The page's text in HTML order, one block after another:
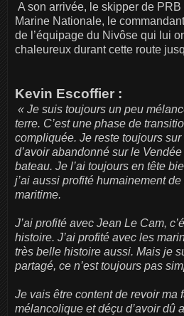
A son arrivée, le skipper de
Marine Nationale, le
de l’équipage du Nivôse qui lui
chaleureux durant cette route
Kevin Escoffier :
« Je suis toujours un peu
terre. C’est une phase de
compliquée. Je reste toujours
d’avoir abandonné sur le
bateau. Je l’ai toujours en tête
j’ai aussi profité humainement
maritime.
J’ai profité avec Jean Le Cam,
histoire. J’ai profité avec les
très belle histoire aussi. Mais je
partagé, ce n’est toujours pas
Je vais être content de revoir ma
mélancolique et déçu d’avoir dû